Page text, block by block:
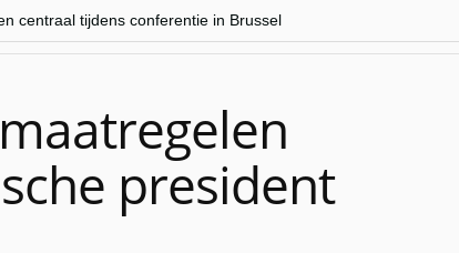
centraal tijdens conferentie in Brussel
minderheden begrijpt”, Jinnih Beels (Vooruit)
van Oost-Europa
president